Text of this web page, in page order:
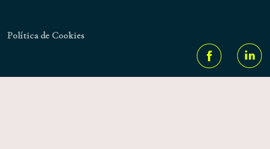
Política de Cookies